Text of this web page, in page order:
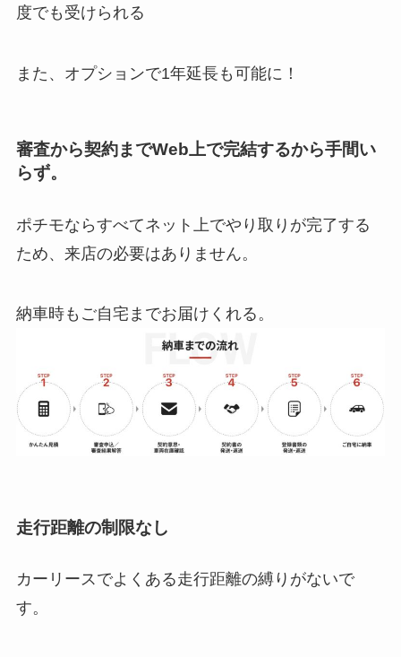
度でも受けられる
また、オプションで1年延長も可能に！
審査から契約までWeb上で完結するから手間い
らず。
ポチモならすべてネット上でやり取りが完了する
ため、来店の必要はありません。
納車時もご自宅までお届けくれる。
走行距離の制限なし
カーリースでよくある走行距離の縛りがないで
す。